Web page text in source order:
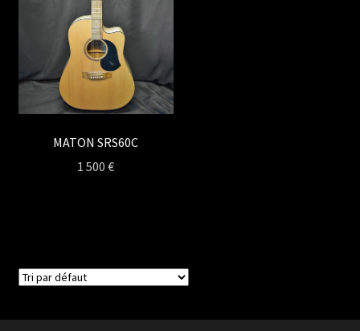
MATON SRS60C
1 500€